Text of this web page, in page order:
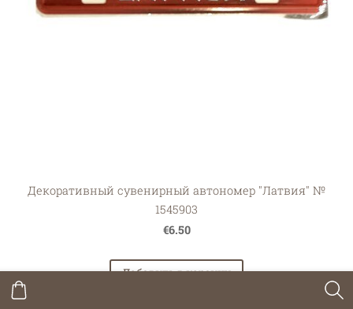
Декоративный сувенирный автономер "Латвия" №
1545903
€6.50
Добавить в корзину